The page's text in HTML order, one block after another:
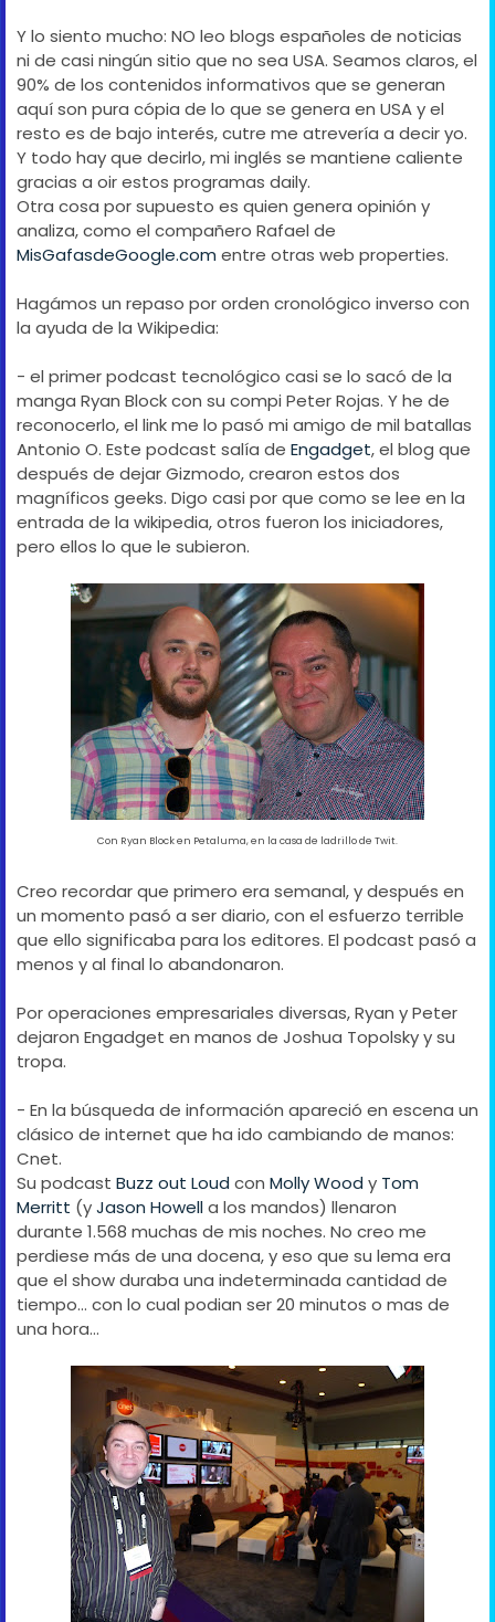
Y lo siento mucho: NO leo blogs españoles de noticias
ni de casi ningún sitio que no sea USA. Seamos claros, el
90% de los contenidos informativos que se generan
aquí son pura cópia de lo que se genera en USA y el
resto es de bajo interés, cutre me atrevería a decir yo.
Y todo hay que decirlo, mi inglés se mantiene caliente
gracias a oir estos programas daily.
Otra cosa por supuesto es quien genera opinión y
analiza, como el compañero Rafael de
MisGafasdeGoogle.com entre otras web properties.
Hagámos un repaso por orden cronológico inverso con
la ayuda de la Wikipedia:
- el primer podcast tecnológico casi se lo sacó de la
manga Ryan Block con su compi Peter Rojas. Y he de
reconocerlo, el link me lo pasó mi amigo de mil batallas
Antonio O. Este podcast salía de Engadget, el blog que
después de dejar Gizmodo, crearon estos dos
magníficos geeks. Digo casi por que como se lee en la
entrada de la wikipedia, otros fueron los iniciadores,
pero ellos lo que le subieron.
Con Ryan Block en Petaluma, en la casa de ladrillo de Twit.
Creo recordar que primero era semanal, y después en
un momento pasó a ser diario, con el esfuerzo terrible
que ello significaba para los editores. El podcast pasó a
menos y al final lo abandonaron.
Por operaciones empresariales diversas, Ryan y Peter
dejaron Engadget en manos de Joshua Topolsky y su
tropa.
- En la búsqueda de información apareció en escena un
clásico de internet que ha ido cambiando de manos:
Cnet.
Su podcast Buzz out Loud con Molly Wood y Tom
Merritt (yJason Howella los mandos) llenaron
durante 1.568 muchas de mis noches. No creo me
perdiese más de una docena, y eso que su lema era
que el show duraba una indeterminada cantidad de
tiempo... con lo cual podian ser 20 minutos o mas de
una hora...